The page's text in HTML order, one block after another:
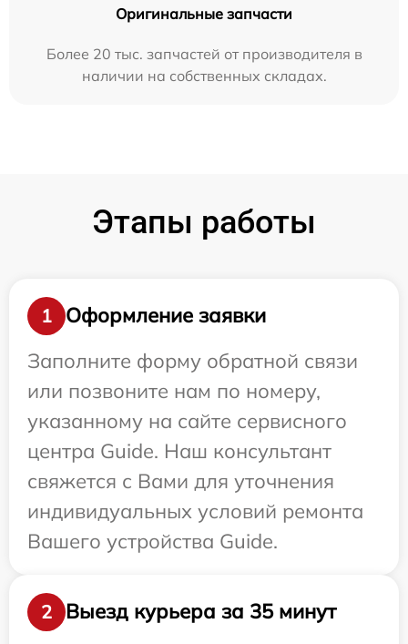
Оригинальные запчасти
Более 20 тыс. запчастей от производителя в
наличии на собственных складах.
Этапы работы
1
Оформление заявки
Заполните форму обратной связи
или позвоните нам по номеру,
указанному на сайте сервисного
центра Guide. Наш консультант
свяжется с Вами для уточнения
индивидуальных условий ремонта
Вашего устройства Guide.
2
Выезд курьера за 35 минут